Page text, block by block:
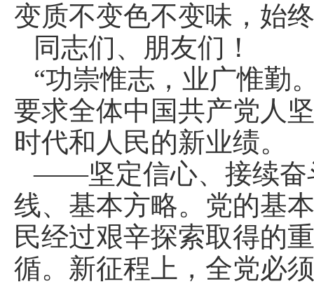
变质不变色不变味，始
同志们、朋友们！
“功崇惟志，业广惟勤
要求全体中国共产党人
时代和人民的新业绩。
——坚定信心、接续奋
线、基本方略。党的基
民经过艰辛探索取得的
循。新征程上，全党必